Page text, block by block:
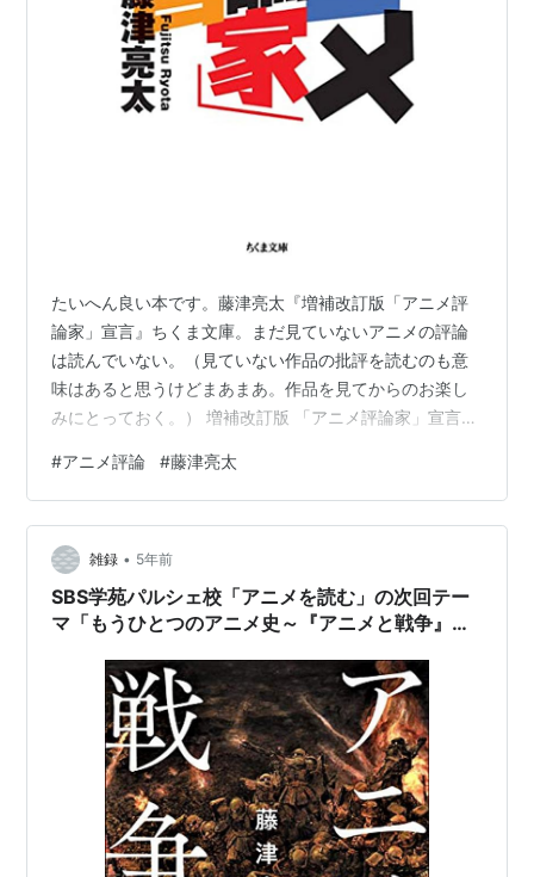
たいへん良い本です。藤津亮太『増補改訂版「アニメ評
論家」宣言』ちくま文庫。まだ見ていないアニメの評論
は読んでいない。（見ていない作品の批評を読むのも意
味はあると思うけどまあまあ。作品を見てからのお楽し
みにとっておく。） 増補改訂版 「アニメ評論家」宣言
んな記事を書いた。 cut-elimination.hatenablog.com 藤
津先生はここで挙げたダメなアニメ批評に引っかかる事
は殆ど書いていない。唯一、批評っぽくない文章が幾つ
かあったが、まあ私の「批評」観が狭すぎるのもアカン
ので良い。特に、アニメをアニメとして、アニメや作…
#アニメ評論 #藤津亮太
雑録 • 5年前
SBS学苑パルシェ校「アニメを読む」の次回テー
マ「もうひとつのアニメ史～『アニメと戦争』出